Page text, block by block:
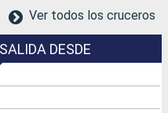
Ver todos los cruceros
DESDE